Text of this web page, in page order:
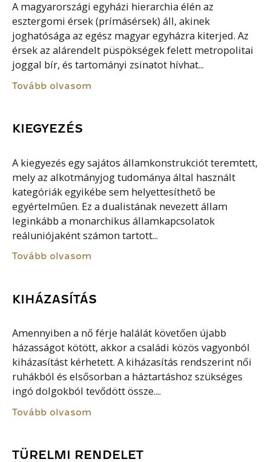
A magyarországi egyházi hierarchia élén az
esztergomi érsek (prímásérsek) áll, akinek
joghatósága az egész magyar egyházra kiterjed. Az
érsek az alárendelt püspökségek felett metropolitai
joggal bír, és tartományi zsinatot hívhat...
Tovább olvasom
KIEGYEZÉS
A kiegyezés egy sajátos államkonstrukciót teremtett,
mely az alkotmányjog tudománya által használt
kategóriák egyikébe sem helyettesíthető be
egyértelműen. Ez a dualistának nevezett állam
leginkább a monarchikus államkapcsolatok
reáluniójaként számon tartott...
Tovább olvasom
KIHÁZASÍTÁS
Amennyiben a nő férje halálát követően újabb
házasságot kötött, akkor a családi közös vagyonból
kiházasítást kérhetett. A kiházasítás rendszerint női
ruhákból és elsősorban a háztartáshoz szükséges
ingó dolgokból tevődött össze....
Tovább olvasom
TÜRELMI RENDELET